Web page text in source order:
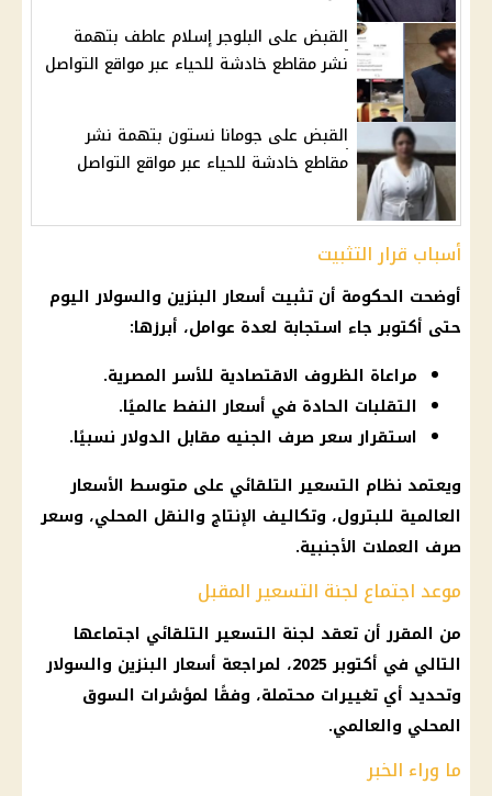
القبض على البلوجر إسلام عاطف بتهمة
نشر مقاطع خادشة للحياء عبر مواقع التواصل
القبض على جومانا نستون بتهمة نشر
مقاطع خادشة للحياء عبر مواقع التواصل
أسباب قرار التثبيت
أوضحت الحكومة أن تثبيت أسعار البنزين والسولار اليوم
حتى أكتوبر جاء استجابة لعدة عوامل، أبرزها:
مراعاة الظروف الاقتصادية للأسر المصرية.
التقلبات الحادة في أسعار النفط عالميًا.
استقرار سعر صرف الجنيه مقابل الدولار نسبيًا.
ويعتمد نظام التسعير التلقائي على متوسط الأسعار
العالمية للبترول، وتكاليف الإنتاج والنقل المحلي، وسعر
صرف العملات الأجنبية.
موعد اجتماع لجنة التسعير المقبل
من المقرر أن تعقد لجنة التسعير التلقائي اجتماعها
التالي في أكتوبر 2025، لمراجعة أسعار البنزين والسولار
وتحديد أي تغييرات محتملة، وفقًا لمؤشرات السوق
المحلي والعالمي.
ما وراء الخبر